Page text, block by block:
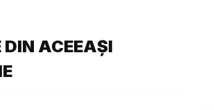
ACEEAȘI